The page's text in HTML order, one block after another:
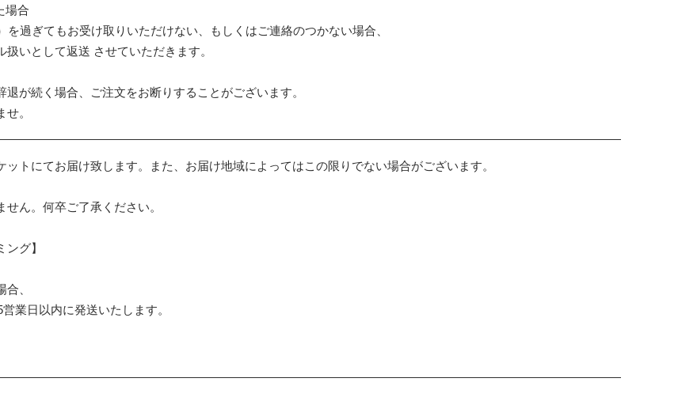
場合
を過ぎてもお受け取りいただけない、もしくはご連絡のつかない場合、
扱いとして返送 させていただきます。
が続く場合、ご注文をお断りすることがございます。
せ。
ットにてお届け致します。また、お届け地域によってはこの限りでない場合がございます。
せん。何卒ご了承ください。
ング】
、
業日以内に発送いたします。